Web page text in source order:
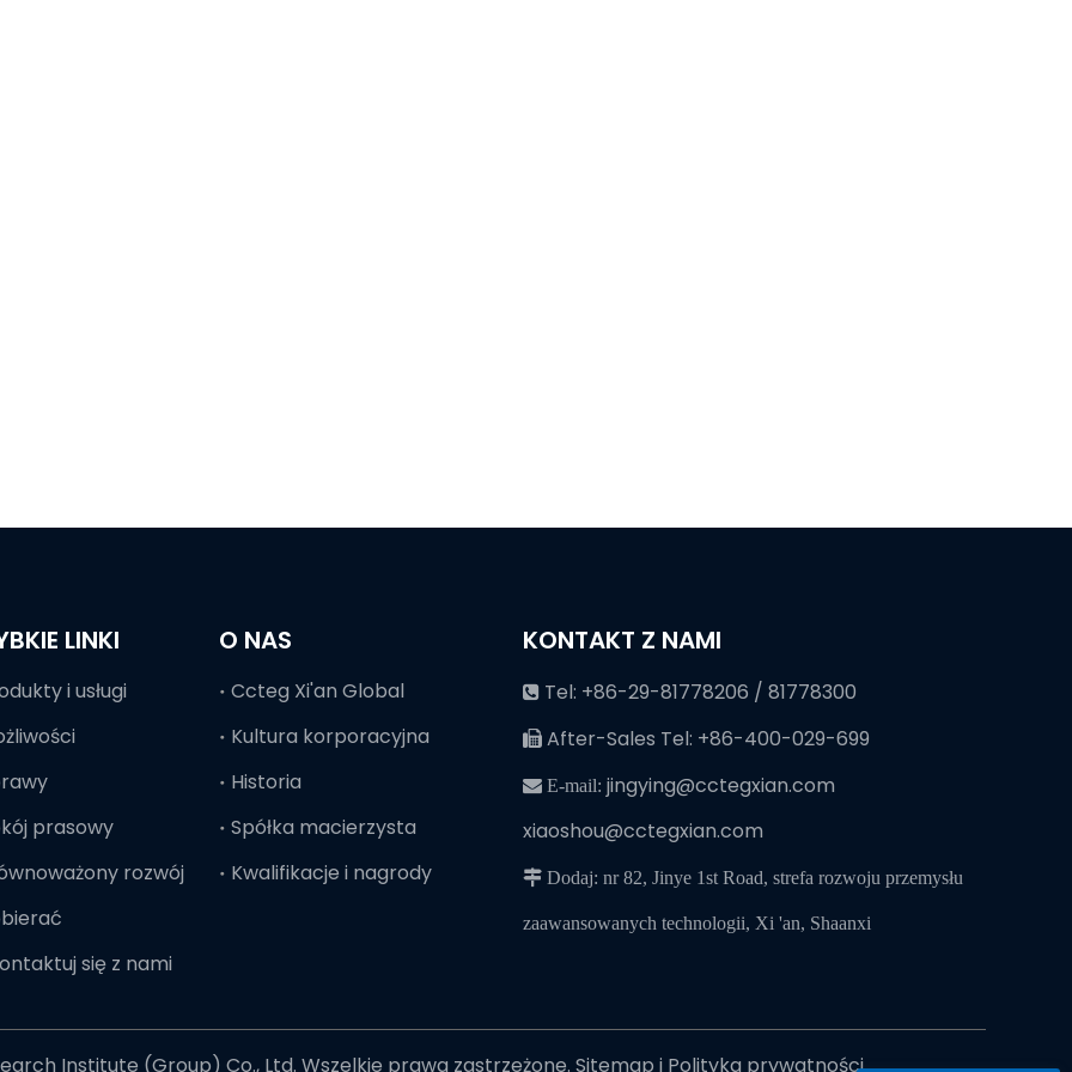
LINKI
i usługi
prasowy
rozwój
się z nami
O NAS
Ccteg Xi'an Global
Kultura korporacyjna
Historia
Spółka macierzysta
Kwalifikacje i nagrody
KONTAKT Z NAMI
 Tel: +86-29-81778206 / 81778300
 After-Sales Tel: +86-400-029-699
 E-mail: jingying@cctegxian.com
xiaoshou@cctegxian.com
 Dodaj: nr 82, Jinye 1st Road, strefa rozwoju przemysłu
zaawansowanych technologii, Xi 'an, Shaanxi
Institute (Group) Co., Ltd. Wszelkie prawa zastrzeżone. Sitemap i Polityka prywatności